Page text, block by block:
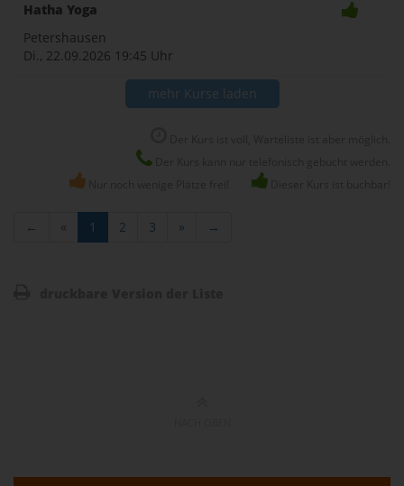
Hatha Yoga
Petershausen
Di., 22.09.2026 19:45 Uhr
mehr Kurse laden
← « 1 2 3 » →